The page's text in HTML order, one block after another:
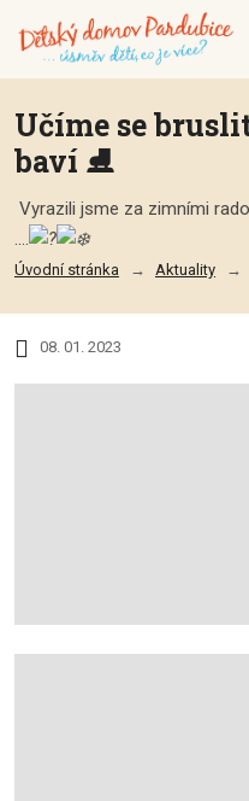
Učíme se
baví ⛸️
Vyrazili jsme za zimními
....
Úvodní stránka Aktuality
08. 01. 2023